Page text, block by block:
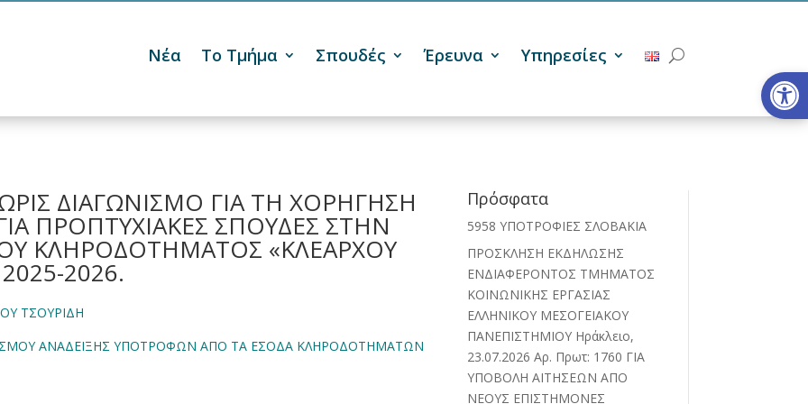
Νέα Το Τμήμα Σπουδές Έρευνα Υπηρεσίες
ΔΙΑΓΩΝΙΣΜΟ ΓΙΑ ΤΗ ΧΟΡΗΓΗΣΗ
ΠΡΟΠΤΥΧΙΑΚΕΣ ΣΠΟΥΔΕΣ ΣΤΗΝ
ΚΛΗΡΟΔΟΤΗΜΑΤΟΣ «ΚΛΕΑΡΧΟΥ
2026.
ΤΣΟΥΡΙΔΗ
ΑΝΑΔΕΙΞΗΣ ΥΠΟΤΡΟΦΩΝ ΑΠΟ ΤΑ ΕΣΟΔΑ ΚΛΗΡΟΔΟΤΗΜΑΤΩΝ
Πρόσφατα
5958 ΥΠΟΤΡΟΦΙΕΣ ΣΛΟΒΑΚΙΑ
ΠΡΟΣΚΛΗΣΗ ΕΚΔΗΛΩΣΗΣ
ΕΝΔΙΑΦΕΡΟΝΤΟΣ ΤΜΗΜΑΤΟΣ
ΚΟΙΝΩΝΙΚΗΣ ΕΡΓΑΣΙΑΣ
ΕΛΛΗΝΙΚΟΥ ΜΕΣΟΓΕΙΑΚΟΥ
ΠΑΝΕΠΙΣΤΗΜΙΟΥ Ηράκλειο,
23.07.2026 Αρ. Πρωτ: 1760 ΓΙΑ
ΥΠΟΒΟΛΗ ΑΙΤΗΣΕΩΝ ΑΠΟ
ΝΕΟΥΣ ΕΠΙΣΤΗΜΟΝΕΣ